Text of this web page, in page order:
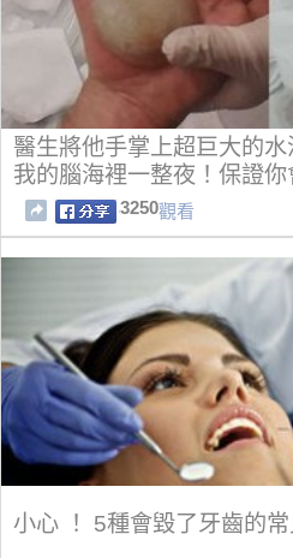
醫生將他手掌上超巨大的
我的腦海裡一整夜！保證
3250觀看
小心 ！ 5種會毀了牙齒的